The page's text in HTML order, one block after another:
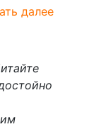
далее